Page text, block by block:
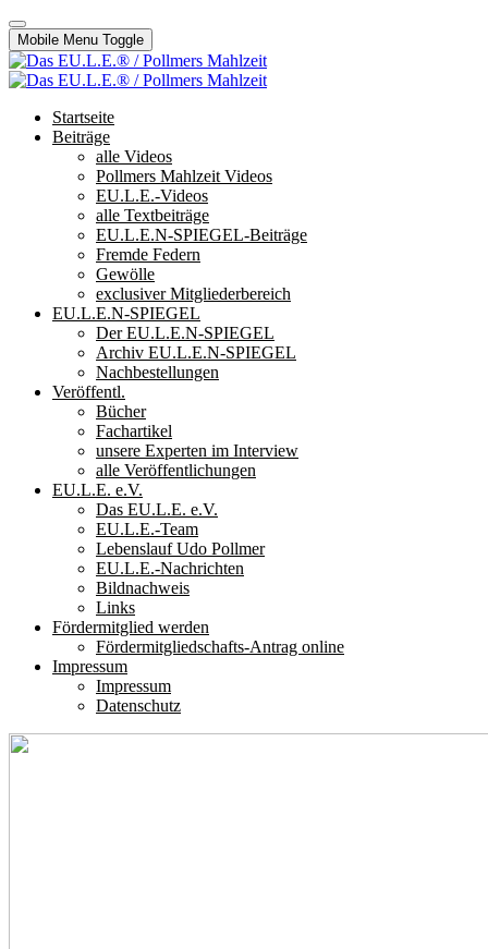
Mobile Menu Toggle
Startseite
Beiträge
alle Videos
Pollmers Mahlzeit Videos
EU.L.E.-Videos
alle Textbeiträge
EU.L.E.N-SPIEGEL-Beiträge
Fremde Federn
Gewölle
exclusiver Mitgliederbereich
EU.L.E.N-SPIEGEL
Der EU.L.E.N-SPIEGEL
Archiv EU.L.E.N-SPIEGEL
Nachbestellungen
Veröffentl.
Bücher
Fachartikel
unsere Experten im Interview
alle Veröffentlichungen
EU.L.E. e.V.
Das EU.L.E. e.V.
EU.L.E.-Team
Lebenslauf Udo Pollmer
EU.L.E.-Nachrichten
Bildnachweis
Links
Fördermitglied werden
Fördermitgliedschafts-Antrag online
Impressum
Impressum
Datenschutz